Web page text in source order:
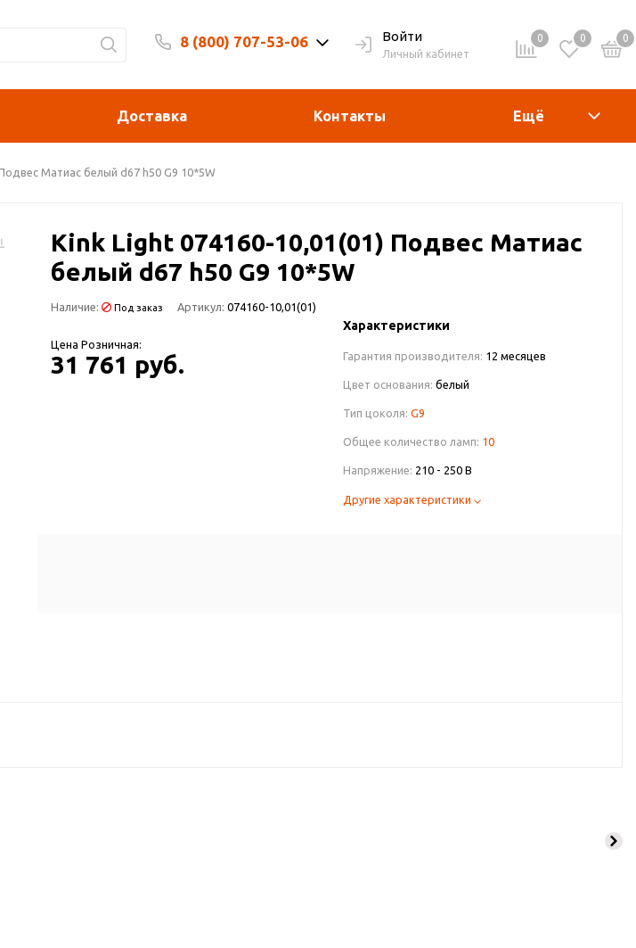
8 (800) 707-53-06 Войти
Личный кабинет
0 0 0
Доставка Контакты Ещё
Матиас белый d67 h50 G9 10*5W
Kink Light 074160-10,01(01) Подвес Матиас
белый d67 h50 G9 10*5W
Наличие: Под заказ Артикул: 074160-10,01(01)
Цена Розничная:
31 761 руб.
Характеристики
Гарантия производителя: 12 месяцев
Цвет основания: белый
Тип цоколя: G9
Общее количество ламп: 10
Напряжение: 210 - 250 В
Другие характеристики